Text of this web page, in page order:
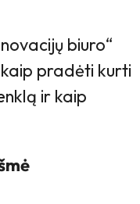
biuro“
pradėti kurti
ir kaip